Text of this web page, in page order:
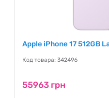
Apple iPhone 17 512GB
Код товара: 342496
55963 грн